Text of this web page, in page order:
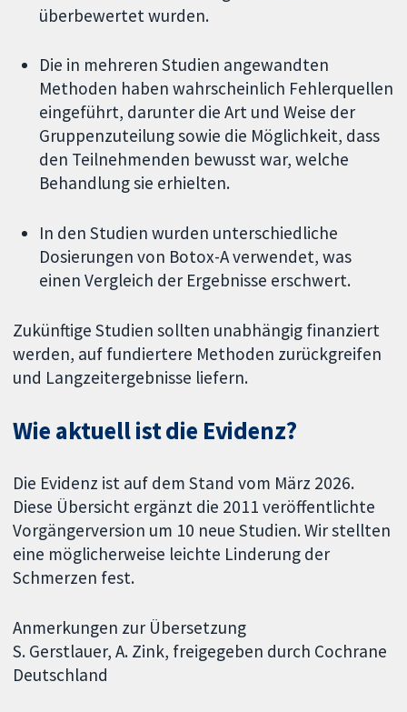
überbewertet wurden.
Die in mehreren Studien angewandten
Methoden haben wahrscheinlich Fehlerquellen
eingeführt, darunter die Art und Weise der
Gruppenzuteilung sowie die Möglichkeit, dass
den Teilnehmenden bewusst war, welche
Behandlung sie erhielten.
In den Studien wurden unterschiedliche
Dosierungen von Botox-A verwendet, was
einen Vergleich der Ergebnisse erschwert.
Zukünftige Studien sollten unabhängig finanziert
werden, auf fundiertere Methoden zurückgreifen
und Langzeitergebnisse liefern.
Wie aktuell ist die Evidenz?
Die Evidenz ist auf dem Stand vom März 2026.
Diese Übersicht ergänzt die 2011 veröffentlichte
Vorgängerversion um 10 neue Studien. Wir stellten
eine möglicherweise leichte Linderung der
Schmerzen fest.
Anmerkungen zur Übersetzung
S. Gerstlauer, A. Zink, freigegeben durch Cochrane
Deutschland